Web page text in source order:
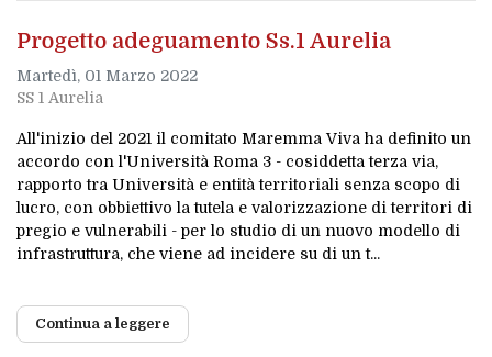
Progetto adeguamento Ss.1 Aurelia
Martedì, 01 Marzo 2022
SS 1 Aurelia
All'inizio del 2021 il comitato Maremma Viva ha definito un
accordo con l'Università Roma 3 - cosiddetta terza via,
rapporto tra Università e entità territoriali senza scopo di
lucro, con obbiettivo la tutela e valorizzazione di territori di
pregio e vulnerabili - per lo studio di un nuovo modello di
infrastruttura, che viene ad incidere su di un t...
Continua a leggere